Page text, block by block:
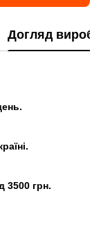
Догляд
3500 грн.